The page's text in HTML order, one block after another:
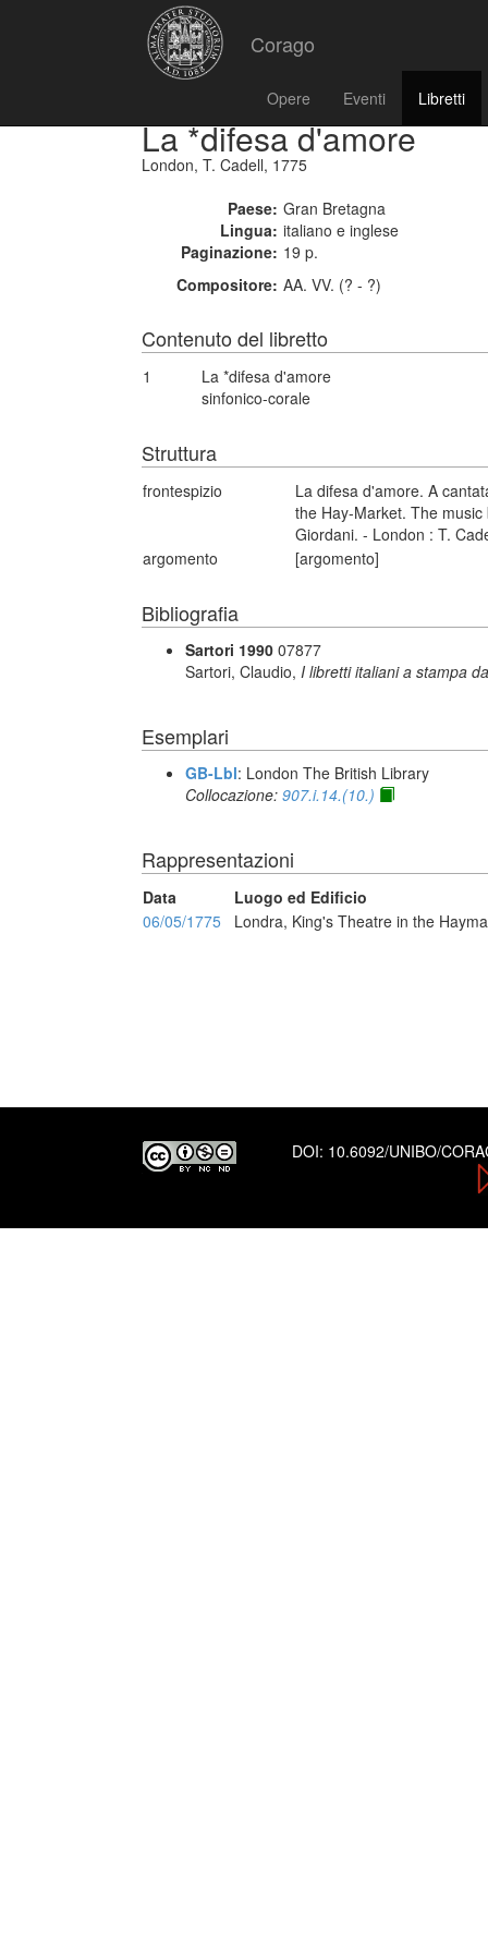
Corago
Opere Eventi Libretti
La *difesa d'amore
London, T. Cadell, 1775
Paese: Gran Bretagna
Lingua: italiano e inglese
Paginazione: 19 p.
Compositore: AA. VV. (? - ?)
Contenuto del libretto
1
La *difesa d'amore
sinfonico-corale
Struttura
frontespizio
La difesa d'amore. A
the Hay-Market. The
Giordani. - London : T.
argomento
[argomento]
Bibliografia
Sartori 1990 07877
Sartori, Claudio, I libretti italiani a stampa
Esemplari
GB-Lbl: London The British Library
Collocazione: 907.i.14.(10.)
Rappresentazioni
Data
Luogo ed Edificio
06/05/1775
Londra, King's Theatre in the
DOI: 10.6092/UNIBO/